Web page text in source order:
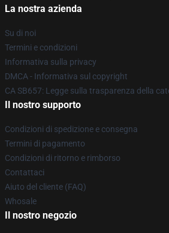
La nostra azienda
Su di noi
Termini e condizioni
Informativa sulla privacy
DMCA - Informativa sul copyright
CA SB657: Legge sulla trasparenza della
Il nostro supporto
Condizioni di spedizione e consegna
Termini di pagamento
Condizioni di ritorno e rimborso
Contattaci
Aiuto del cliente (FAQ)
Whosale
Il nostro negozio